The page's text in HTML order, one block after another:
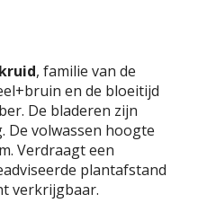
, familie van de
en de bloeitijd
De bladeren zijn
De volwassen hoogte
Verdraagt een
plantafstand
verkrijgbaar.